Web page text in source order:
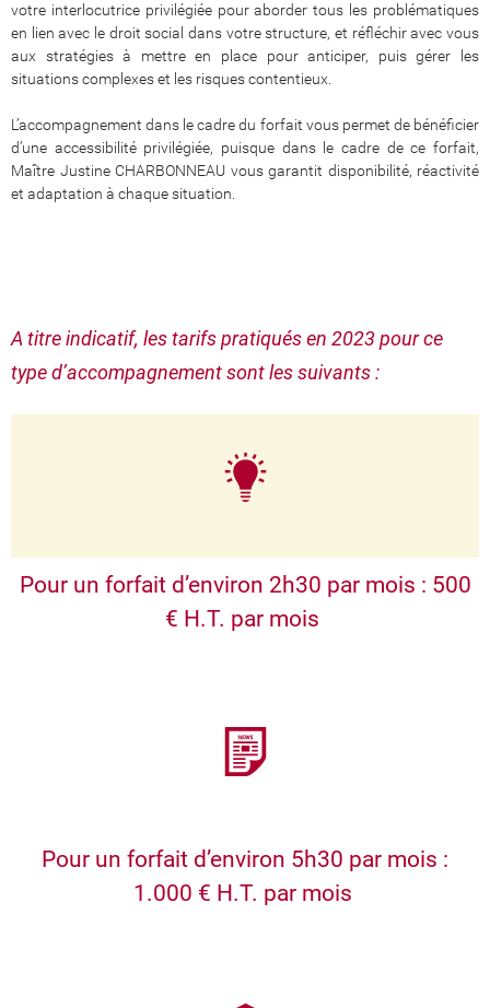
votre interlocutrice privilégiée pour aborder tous les problématiques
en lien avec le droit social dans votre structure, et réfléchir avec vous
aux stratégies à mettre en place pour anticiper, puis gérer les
situations complexes et les risques contentieux.
L’accompagnement dans le cadre du forfait vous permet de bénéficier
d’une accessibilité privilégiée, puisque dans le cadre de ce forfait,
Maître Justine CHARBONNEAU vous garantit disponibilité, réactivité
et adaptation à chaque situation.
A titre indicatif, les tarifs pratiqués en 2023 pour ce
type d’accompagnement sont les suivants :
Pour un forfait d’environ 2h30 par mois : 500
€ H.T. par mois
Pour un forfait d’environ 5h30 par mois :
1.000 € H.T. par mois